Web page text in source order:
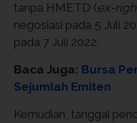
tanpa HMETD (ex-
negosiasi pada 5 Juli
pada 7 Juli 2022.
Baca Juga: Bursa
Sejumlah Emiten
Kemudian, tanggal